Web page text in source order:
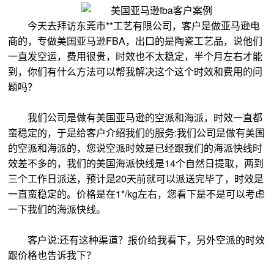
今天去拜访东莞市**工艺有限公司，客户是做亚马逊电
商的，专做美国亚马逊FBA，出口的是陶瓷工艺品，说他们
一直发空运，费用很贵，时效也不太稳定，半个月左右才能
到，你们有什么方法可以帮我解决这个这个时效和费用的问
题吗？
我们公司是做有美国亚马逊的空派和海派，时效一直都
蛮稳定的，于是给客户介绍我们的服务:我们公司是做有美国
的空派和海派的，您说空派时效是已经跟我们的海派快线时
效差不多的，我们的美国海派快线是14个自然日提取，两到
三个工作日派送，预计是20天前就可以派送完毕了，时效是
一直蛮稳定的。价格是在1*/kg左右，您看下是不是可以考虑
一下我们的海派快线。
客户说:还有这种渠道？报价给我看下，另外空派的时效
跟价格也告诉我下？